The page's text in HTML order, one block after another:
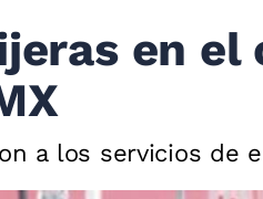
en
a los servicios de